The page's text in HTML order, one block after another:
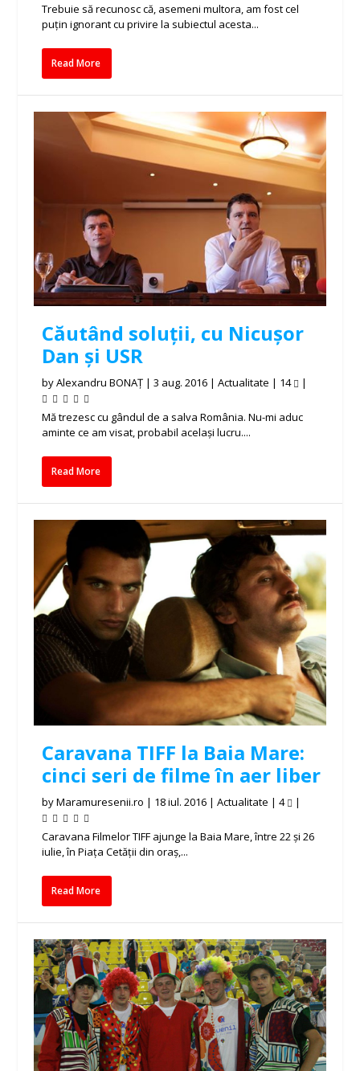
Trebuie să recunosc că, asemeni multora, am fost cel
puțin ignorant cu privire la subiectul acesta...
Read More
Căutând soluții, cu Nicușor
Dan și USR
byAlexandru BONAȚ |3 aug. 2016 |Actualitate | 14 |
Mă trezesc cu gândul de a salva România. Nu-mi aduc
aminte ce am visat, probabil același lucru....
Read More
Caravana TIFF la Baia Mare:
cinci seri de filme în aer liber
byMaramuresenii.ro | 18 iul. 2016 |Actualitate |4 |
Caravana Filmelor TIFF ajunge la Baia Mare, între 22 și 26
iulie, în Piața Cetății din oraș,...
Read More